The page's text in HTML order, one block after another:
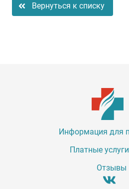
Вернуться к списку
Информация для
Платные
Отзывы